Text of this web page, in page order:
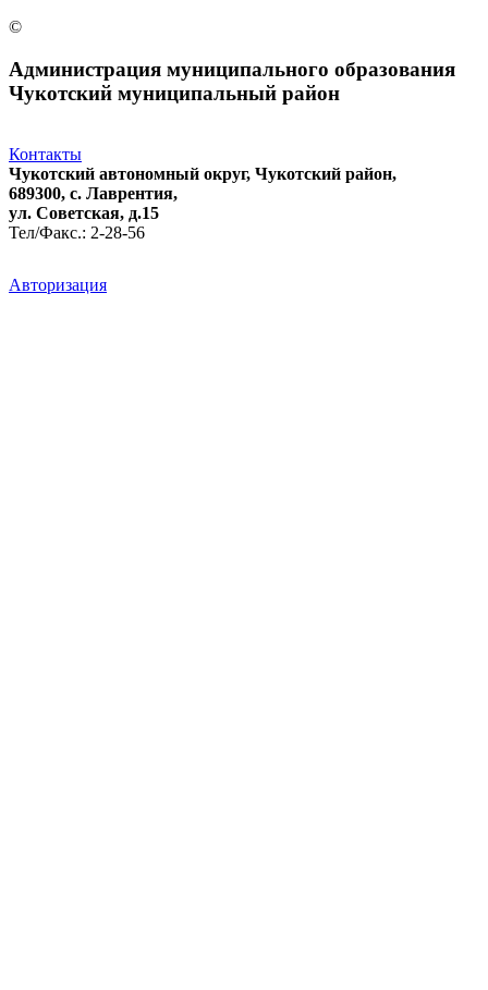
©
Администрация муниципального образования
Чукотский муниципальный район
Контакты
Чукотский автономный округ, Чукотский район,
689300, с. Лаврентия,
ул. Советская, д.15
Тел/Факс.: 2-28-56
Авторизация